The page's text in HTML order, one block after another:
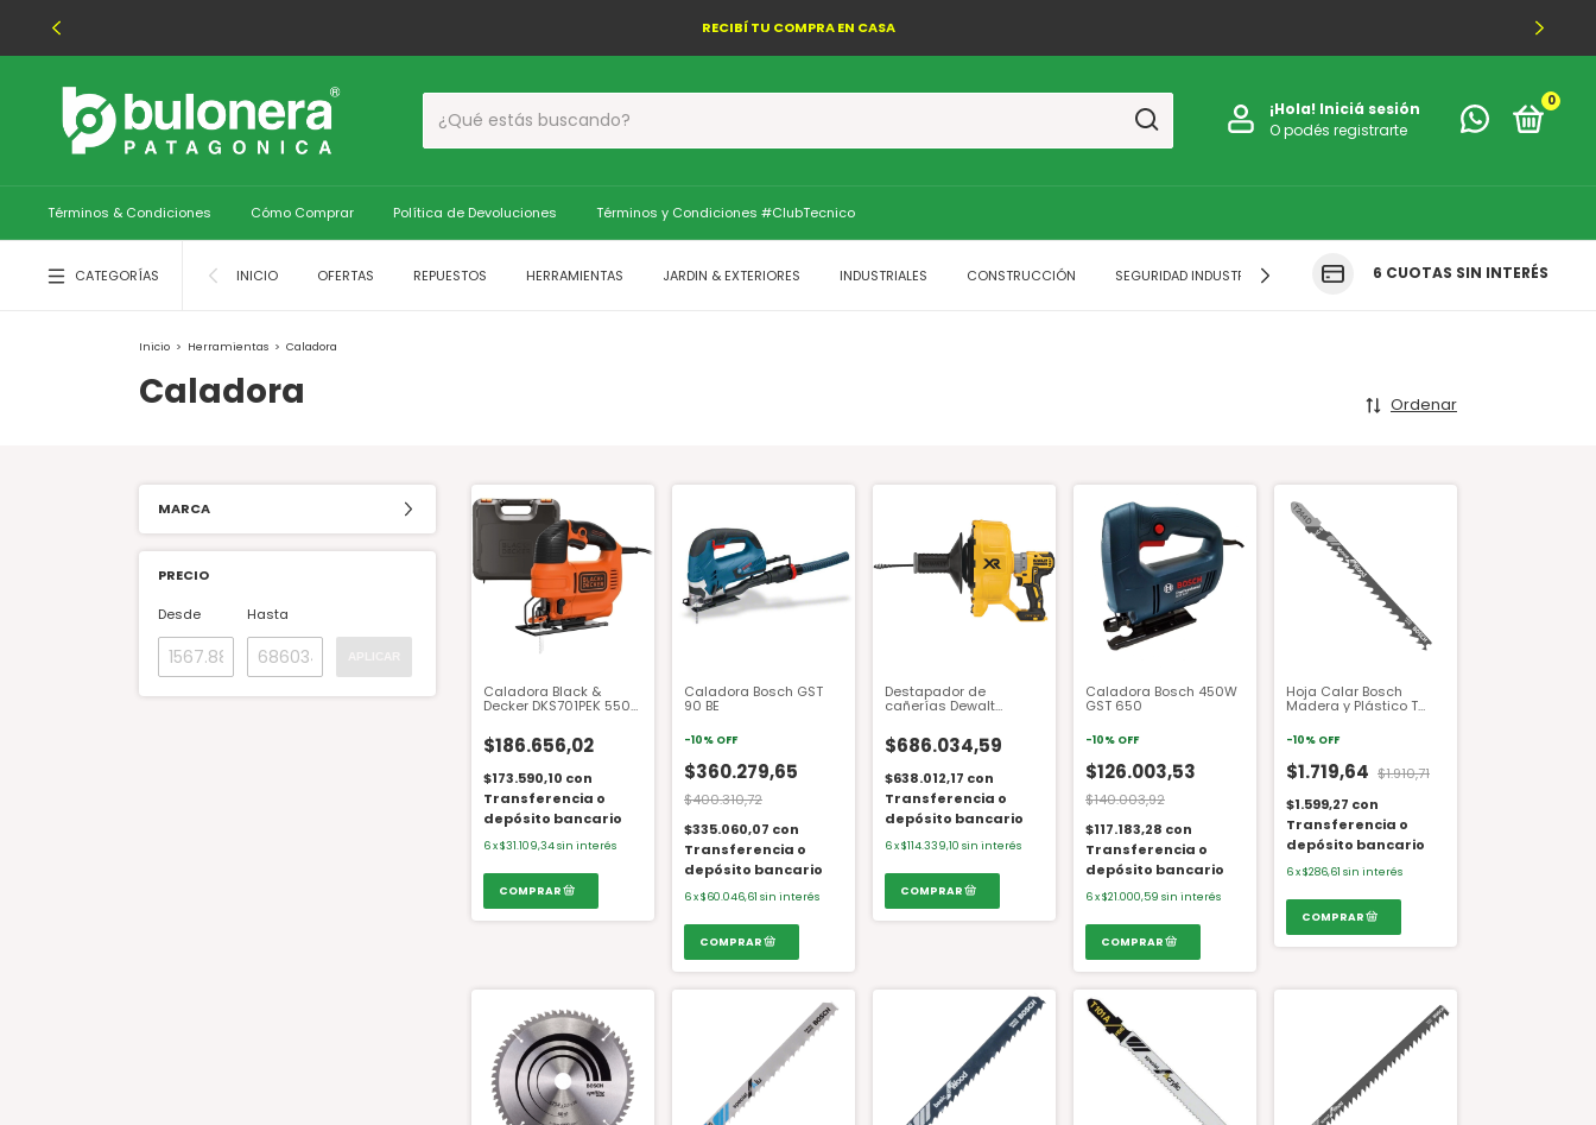
RECIBÍ TU COMPRA EN CASA
¡Hola! Iniciá sesión
O podés registrarte
0
Términos & Condiciones Cómo Comprar Política de Devoluciones Términos y Condiciones #ClubTecnico
CATEGORÍAS INICIO OFERTAS REPUESTOS HERRAMIENTAS JARDIN & EXTERIORES INDUSTRIALES CONSTRUCCIÓN SEGURIDAD INDUSTRIAL FERRETERIA INDUMENTARIA
6 CUOTAS SIN INTERÉS
Inicio > Herramientas > Caladora
Caladora Ordenar
MARCA
PRECIO
Desde Hasta
Caladora Black &
Decker DKS701PEK 550
$186.656,02
$173.590,10 con
Transferencia o
depósito bancario
6x$31.109,34sin interés
Caladora Bosch GST
90 BE
-10% OFF
$360.279,65
$400.310,72
$335.060,07 con
Transferencia o
depósito bancario
6x$60.046,61 sin interés
Destapador de
cañerías Dewalt
$686.034,59
$638.012,17 con
Transferencia o
depósito bancario
6x$114.339,10 sin interés
Caladora Bosch 450W
GST 650
-10% OFF
$126.003,53
$140.003,92
$117.183,28 con
Transferencia o
depósito bancario
6x$21.000,59 sin interés
Hoja Calar Bosch
Madera y Plástico T
-10% OFF
$1.719,64 $1.910,71
$1.599,27 con
Transferencia o
depósito bancario
6x$286,61 sin interés